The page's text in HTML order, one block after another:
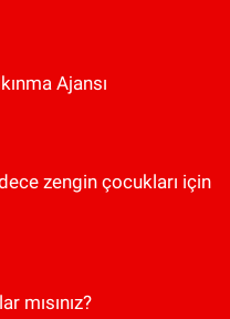
Ajansı
zengin çocukları için
mısınız?